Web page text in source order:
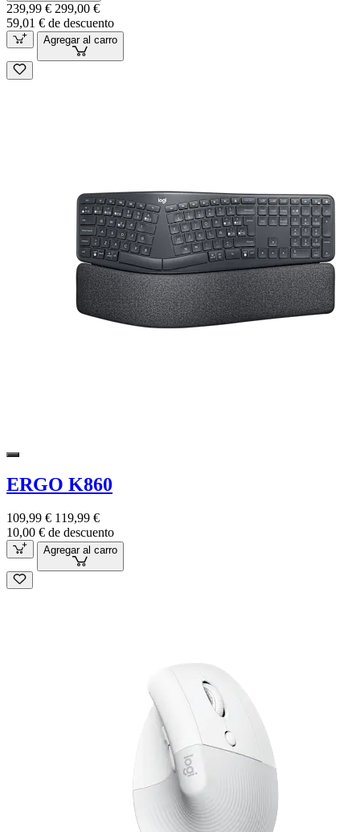
239,99 € 299,00 €
59,01 € de descuento
Agregar al carro
ERGO K860
109,99 € 119,99 €
10,00 € de descuento
Agregar al carro